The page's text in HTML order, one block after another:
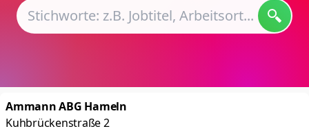
Ammann ABG Hameln
Kuhbrückenstraße 2